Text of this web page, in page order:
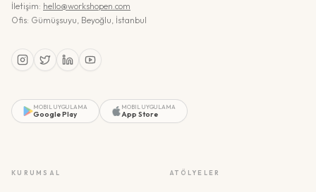
İletişim: hello@workshopen.com
Ofis: Gümüşsuyu, Beyoğlu, İstanbul
MOBIL UYGULAMA
Google Play
MOBIL UYGULAMA
App Store
KURUMSAL ATÖLYELER